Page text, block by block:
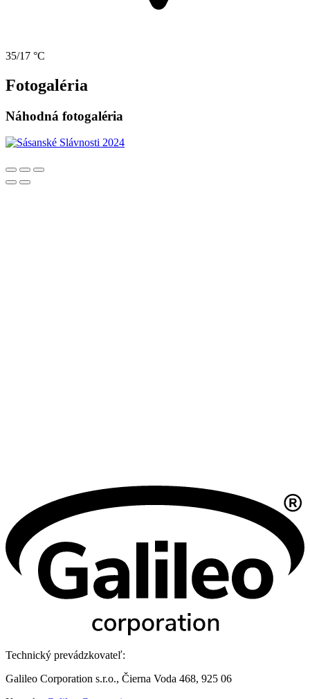
35/17 °C
Fotogaléria
Náhodná fotogaléria
Technický prevádzkovateľ:
Galileo Corporation s.r.o., Čierna Voda 468, 925 06